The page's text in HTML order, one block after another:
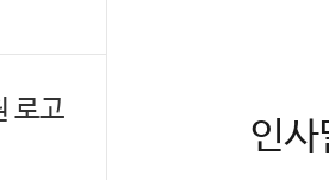
인사